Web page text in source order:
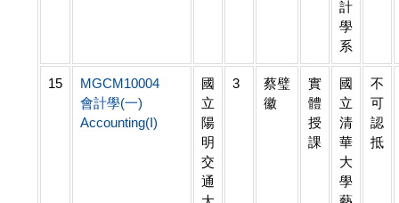
計
學
系
15
MGCM10004
會計學(一)
Accounting(I)
國
立
陽
明
交
通
3
蔡璧
徽
實
體
授
課
國
立
清
華
大
學
不
可
認
抵